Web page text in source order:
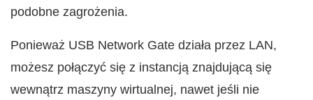
podobne zagrożenia.
Ponieważ USB Network Gate działa przez LAN,
możesz połączyć się z instancją znajdującą się
wewnątrz maszyny wirtualnej, nawet jeśli nie